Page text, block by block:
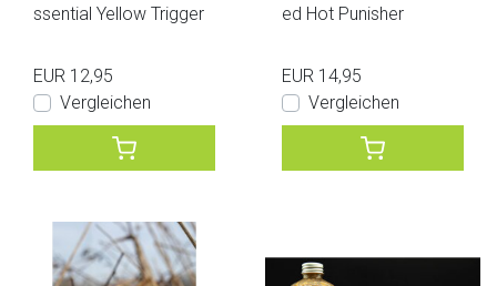
ssential Yellow Trigger
EUR 12,95
Vergleichen
ed Hot Punisher
EUR 14,95
Vergleichen